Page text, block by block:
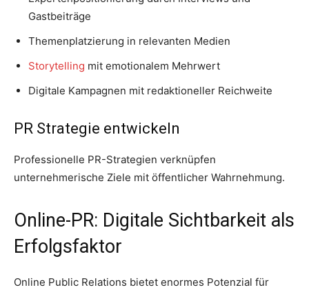
Gastbeiträge
Themenplatzierung in relevanten Medien
Storytelling mit emotionalem Mehrwert
Digitale Kampagnen mit redaktioneller Reichweite
PR Strategie entwickeln
Professionelle PR-Strategien verknüpfen
unternehmerische Ziele mit öffentlicher Wahrnehmung.
Online-PR: Digitale Sichtbarkeit als
Erfolgsfaktor
Online Public Relations bietet enormes Potenzial für